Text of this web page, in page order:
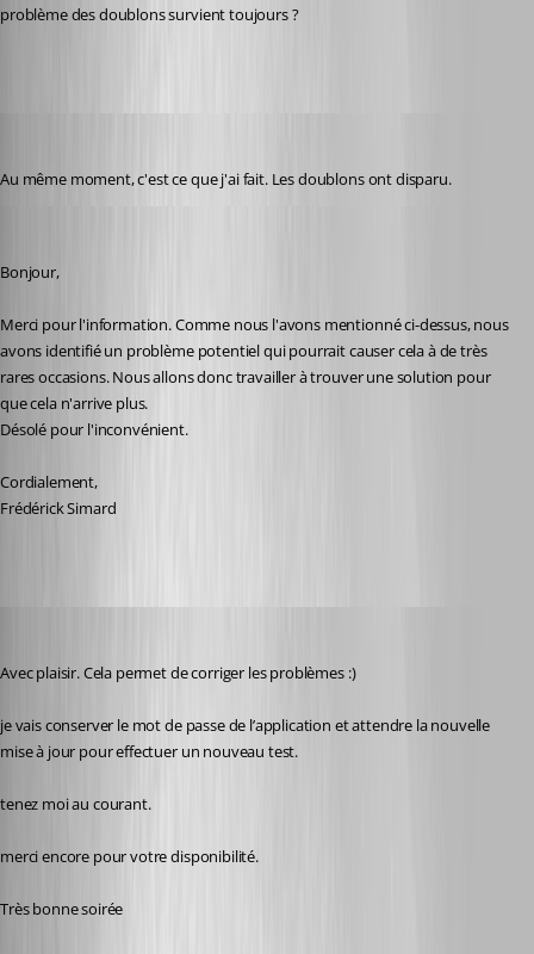
problème des doublons survient toujours ?
Au même moment, c'est ce que j'ai fait. Les doublons ont disparu.
Bonjour,
Merci pour l'information. Comme nous l'avons mentionné ci-dessus, nous
avons identifié un problème potentiel qui pourrait causer cela à de très
rares occasions. Nous allons donc travailler à trouver une solution pour
que cela n'arrive plus.
Désolé pour l'inconvénient.
Cordialement,
Frédérick Simard
Avec plaisir. Cela permet de corriger les problèmes :)
je vais conserver le mot de passe de l’application et attendre la nouvelle
mise à jour pour effectuer un nouveau test.
tenez moi au courant.
merci encore pour votre disponibilité.
Très bonne soirée